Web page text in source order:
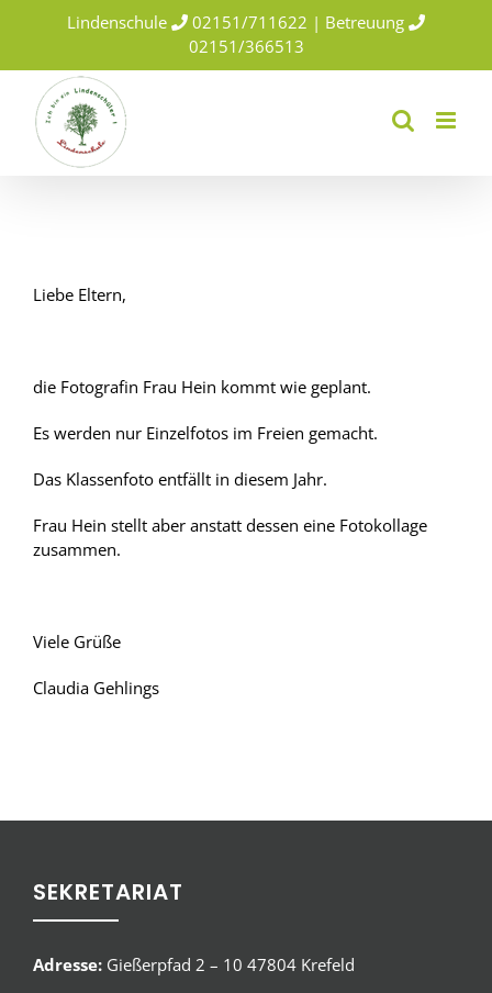
Lindenschule
02151/711622 | Betreuung
02151/366513
Liebe Eltern,
die Fotografin Frau Hein kommt wie geplant.
Es werden nur Einzelfotos im Freien gemacht.
Das Klassenfoto entfällt in diesem Jahr.
Frau Hein stellt aber anstatt dessen eine Fotokollage
zusammen.
Viele Grüße
Claudia Gehlings
SEKRETARIAT
Adresse: Gießerpfad 2 – 10 47804 Krefeld